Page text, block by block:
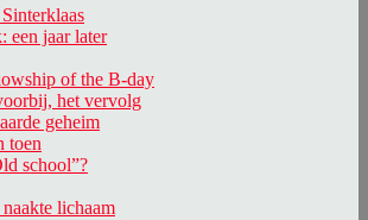
een jaar later
of the B-day
het vervolg
geheim
toen
school”?
lichaam